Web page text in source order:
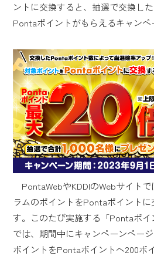
ントに交換すると、抽選で交換し
Pontaポイントがもらえるキャンペ
PontaWebやKDDIのWebサイト
ラムのポイントをPontaポイント
す。このたび実施する「Pontaポイ
では、期間中にキャンペーンペー
ポイントをPontaポイントへ200ポ